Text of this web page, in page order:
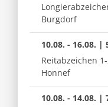
Burgdorf
10.08. - 16.08. |
Reitabzeichen
Honnef
10.08. - 14.08. |